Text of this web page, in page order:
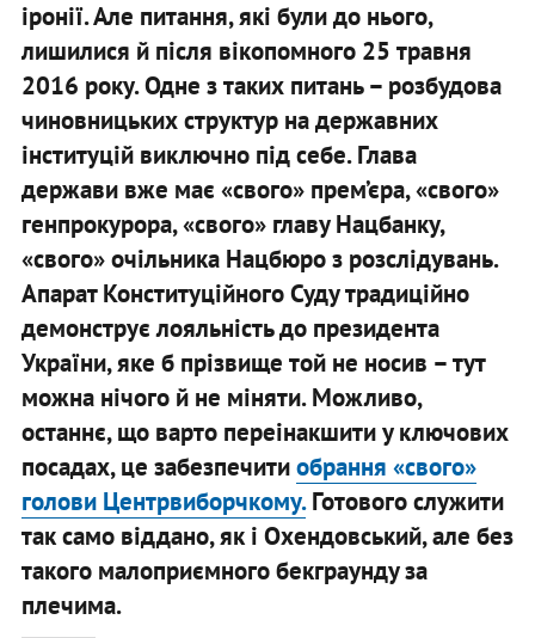
іронії. Але питання, які були до нього,
лишилися й після вікопомного 25 травня
2016 року. Одне з таких питань – розбудова
чиновницьких структур на державних
інституцій виключно під себе. Глава
держави вже має «свого» прем’єра, «свого»
генпрокурора, «свого» главу Нацбанку,
«свого» очільника Нацбюро з розслідувань.
Апарат Конституційного Суду традиційно
демонструє лояльність до президента
України, яке б прізвище той не носив – тут
можна нічого й не міняти. Можливо,
останнє, що варто переінакшити у ключових
посадах, це забезпечитиобрання «свого»
голови Центрвиборчкому.Готового служити
так само віддано, як і Охендовський, але без
такого малоприємного бекграунду за
плечима.